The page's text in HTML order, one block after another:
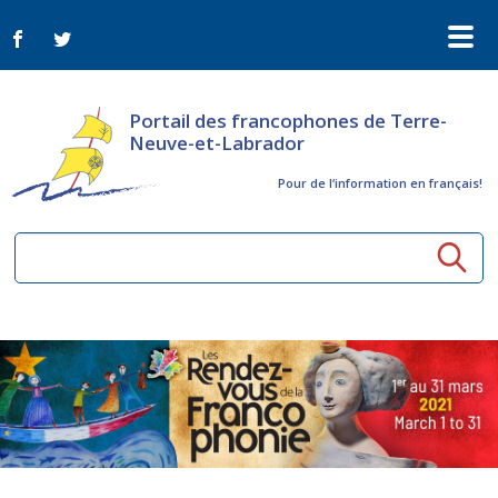
Portail des francophones de Terre-
Neuve-et-Labrador
Pour de l‘information en français!
Aînés
Activités à distance
Arts et culture
Organismes
Nouvelles
Bulletin Le FrancoTNL